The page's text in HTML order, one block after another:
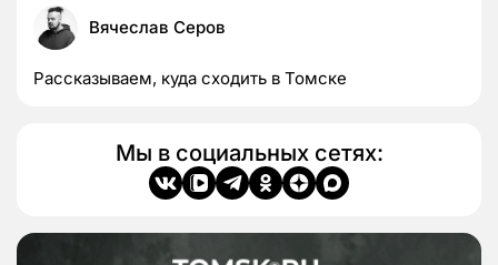
Вячеслав Серов
Рассказываем, куда сходить в Томске
Мы в социальных сетях: